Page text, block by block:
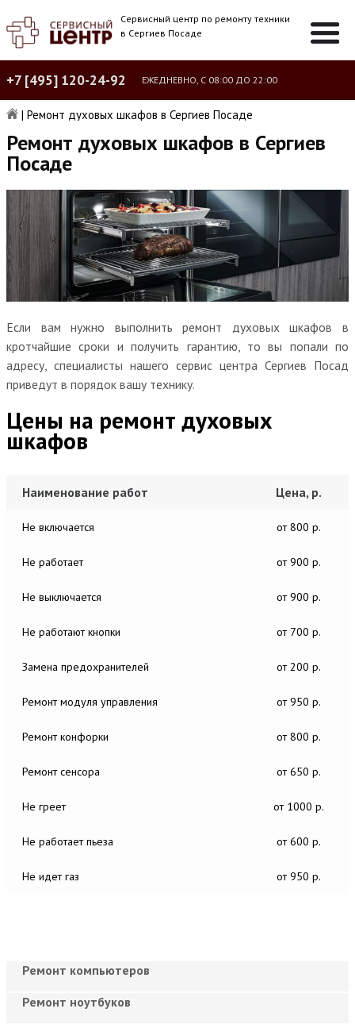
Сервисный центр по ремонту техники
в Сергиев Посаде
+7 [495] 120-24-92 ЕЖЕДНЕВНО, С 08:00 ДО 22:00
| Ремонт духовых шкафов в Сергиев Посаде
Ремонт духовых шкафов в Сергиев
Посаде
Если вам нужно выполнить ремонт духовых шкафов в
кротчайшие сроки и получить гарантию, то вы попали по
адресу, специалисты нашего сервис центра Сергиев Посад
приведут в порядок вашу технику.
Цены на ремонт духовых
шкафов
Наименование работ Цена, р.
Не включается от 800 р.
Не работает от 900 р.
Не выключается от 900 р.
Не работают кнопки от 700 р.
Замена предохранителей от 200 р.
Ремонт модуля управления от 950 р.
Ремонт конфорки от 800 р.
Ремонт сенсора от 650 р.
Не греет от 1000 р.
Не работает пьеза от 600 р.
Не идет газ от 950 р.
Ремонт компьютеров
Ремонт ноутбуков